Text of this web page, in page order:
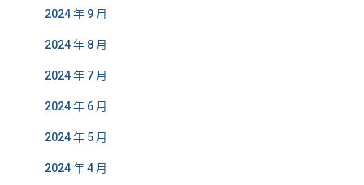
2024 年 9 月
2024 年 8 月
2024 年 7 月
2024 年 6 月
2024 年 5 月
2024 年 4 月